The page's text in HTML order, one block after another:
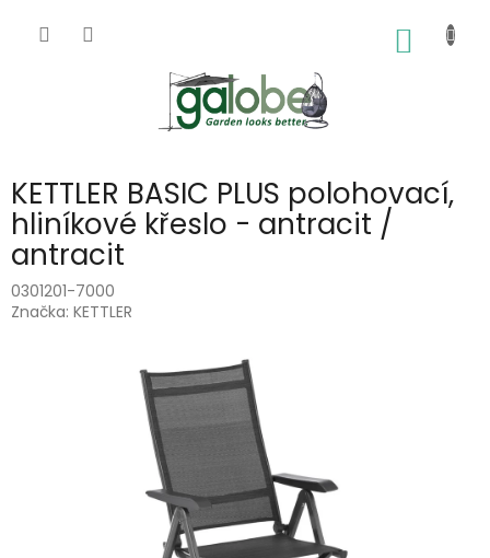
KETTLER BASIC PLUS polohovací,
hliníkové křeslo - antracit /
antracit
0301201-7000
Značka: KETTLER